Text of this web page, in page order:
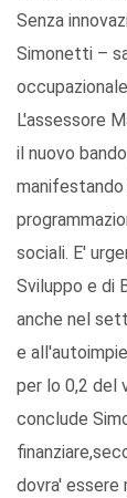
Senza
Simonetti –
L'assessore
il nuovo
sociali. E'
Sviluppo e di
anche nel
e
per lo 0,2 del
conclude
dovra' essere